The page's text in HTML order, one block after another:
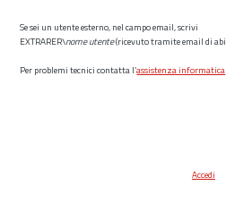
Se sei un utente esterno, nel campo email, scrivi
EXTRARER\nome utente(ricevuto tramite email di
Per problemi tecnici contatta l’assistenza informatica
Accedi